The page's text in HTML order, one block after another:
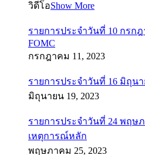
วิดีโอShow More
รายการประจำวันที่ 10 กรก
FOMC
กรกฎาคม 11, 2023
รายการประจำวันที่ 16 มิถุน
มิถุนายน 19, 2023
รายการประจำวันที่ 24 พฤษ
เหตุการณ์หลัก
พฤษภาคม 25, 2023